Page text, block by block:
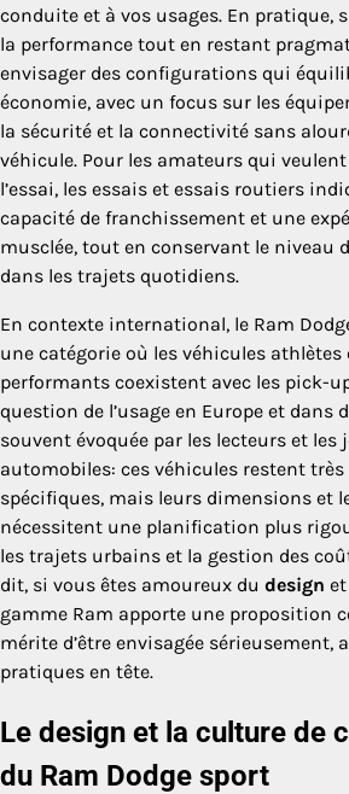
conduite et à vos usages. En pratique,
la performance tout en restant
envisager des configurations qui
économie, avec un focus sur les
la sécurité et la connectivité sans
véhicule. Pour les amateurs qui
l’essai, les essais et essais routiers
capacité de franchissement et une
musclée, tout en conservant le niveau
dans les trajets quotidiens.
En contexte international, le Ram
une catégorie où les véhicules athlètes
performants coexistent avec les pick-
question de l’usage en Europe et dans
souvent évoquée par les lecteurs et les
automobiles: ces véhicules restent très
spécifiques, mais leurs dimensions et
nécessitent une planification plus
les trajets urbains et la gestion des
dit, si vous êtes amoureux du design
gamme Ram apporte une proposition
mérite d’être envisagée sérieusement,
pratiques en tête.
Le design et la culture de
du Ram Dodge sport